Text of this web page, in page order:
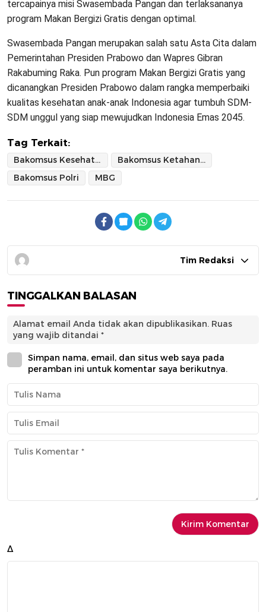
tercapainya misi Swasembada Pangan dan terlaksananya
program Makan Bergizi Gratis dengan optimal.
Swasembada Pangan merupakan salah satu Asta Cita dalam
Pemerintahan Presiden Prabowo dan Wapres Gibran
Rakabuming Raka. Pun program Makan Bergizi Gratis yang
dicanangkan Presiden Prabowo dalam rangka memperbaiki
kualitas kesehatan anak-anak Indonesia agar tumbuh SDM-
SDM unggul yang siap mewujudkan Indonesia Emas 2045.
Tag Terkait:
Bakomsus Kesehatan-Gizi
Bakomsus Ketahanan Pangan
Bakomsus Polri
MBG
Tim Redaksi
TINGGALKAN BALASAN
Alamat email Anda tidak akan dipublikasikan. Ruas
yang wajib ditandai *
Simpan nama, email, dan situs web saya pada
peramban ini untuk komentar saya berikutnya.
Δ